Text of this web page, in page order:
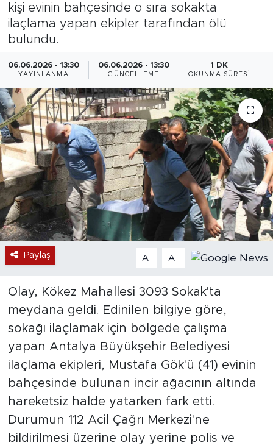
kişi evinin bahçesinde o sıra sokakta
ilaçlama yapan ekipler tarafından ölü
bulundu.
06.06.2026 - 13:30
YAYINLANMA
06.06.2026 - 13:30
GÜNCELLEME
1 DK
OKUNMA SÜRESI
Paylaş A- A+
Olay, Kökez Mahallesi 3093 Sokak'ta
meydana geldi. Edinilen bilgiye göre,
sokağı ilaçlamak için bölgede çalışma
yapan Antalya Büyükşehir Belediyesi
ilaçlama ekipleri, Mustafa Gök'ü (41) evinin
bahçesinde bulunan incir ağacının altında
hareketsiz halde yatarken fark etti.
Durumun 112 Acil Çağrı Merkezi'ne
bildirilmesi üzerine olay yerine polis ve